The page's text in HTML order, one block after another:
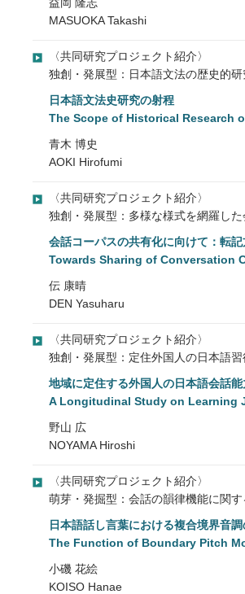
MASUOKA Takashi
〈共同研究プロジェクト紹介〉
独創・発展型：日本語文法の歴史的研
日本語文法史研究の射程
The Scope of Historical Research
青木 博史
AOKI Hirofumi
〈共同研究プロジェクト紹介〉
独創・発展型：多様な様式を網羅し
会話コーパスの共有化に向けて：転
Towards Sharing of Conversation
伝 康晴
DEN Yasuharu
〈共同研究プロジェクト紹介〉
独創・発展型：定住外国人の日本語
地域に定住する外国人の日本語会話
A Longitudinal Study on Learning
野山 広
NOYAMA Hiroshi
〈共同研究プロジェクト紹介〉
萌芽・発掘型：会話の韻律機能に関
日本語話し言葉における複合境界音調
The Function of Boundary Pitch
小磯 花絵
KOISO Hanae